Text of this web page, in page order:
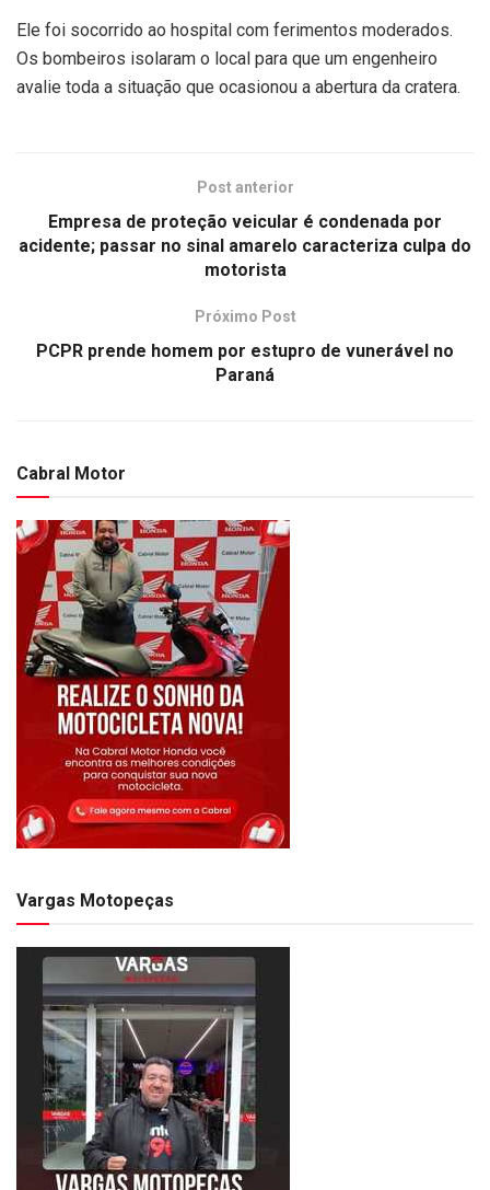
Ele foi socorrido ao hospital com ferimentos moderados.
Os bombeiros isolaram o local para que um engenheiro
avalie toda a situação que ocasionou a abertura da cratera.
Post anterior
Empresa de proteção veicular é condenada por
acidente; passar no sinal amarelo caracteriza culpa do
motorista
Próximo Post
PCPR prende homem por estupro de vunerável no
Paraná
Cabral Motor
Vargas Motopeças